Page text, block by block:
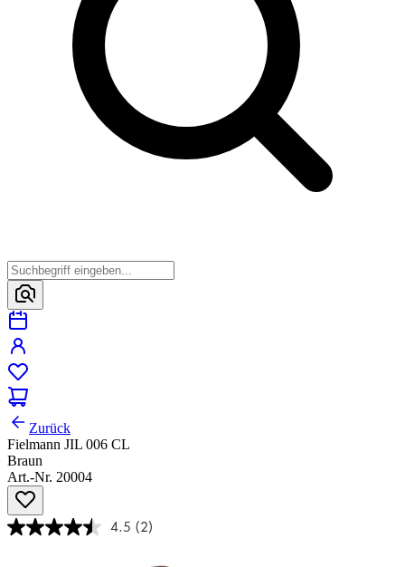
Zurück
Fielmann JIL 006 CL
Braun
Art.-Nr. 20004
4.5 (2)